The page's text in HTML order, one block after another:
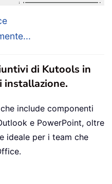
di Kutools in
installazione.
include componenti
e PowerPoint, oltre
ideale per i team che